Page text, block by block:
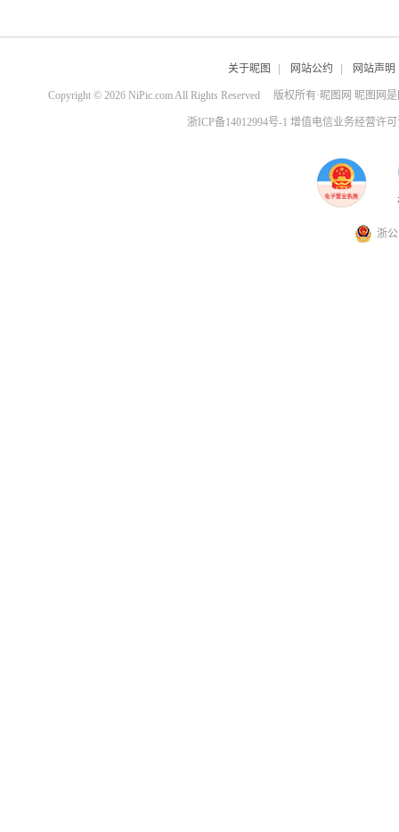
关于昵图 | 网站公约 | 网站声明
Copyright © 2026 NiPic.com All Rights Reserved 版权所有·昵图网 昵图网
浙ICP备14012994号-1 增值电信业务经营许
浙公